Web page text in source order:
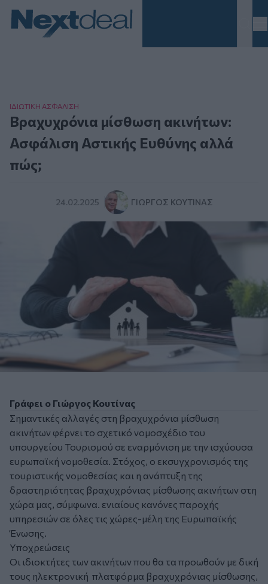
ΙΔΙΩΤΙΚΗ ΑΣΦAΛΙΣΗ
Βραχυχρόνια μίσθωση ακινήτων:
Ασφάλιση Αστικής Ευθύνης αλλά
πώς;
24.02.2025 ΓΙΏΡΓΟΣ ΚΟΥΤΊΝΑΣ
Γράφει ο Γιώργος Κουτίνας
Σημαντικές αλλαγές στη βραχυχρόνια μίσθωση
ακινήτων φέρνει το σχετικό νομοσχέδιο του
υπουργείου Τουρισμού σε εναρμόνιση με την ισχύουσα
ευρωπαϊκή νομοθεσία. Στόχος, ο εκσυγχρονισμός της
τουριστικής νομοθεσίας και η ανάπτυξη της
δραστηριότητας βραχυχρόνιας μίσθωσης ακινήτων στη
χώρα μας, σύμφωνα. ενιαίους κανόνες παροχής
υπηρεσιών σε όλες τις χώρες-μέλη της Ευρωπαϊκής
Ένωσης.
Υποχρεώσεις
Οι ιδιοκτήτες των ακινήτων που θα τα προωθούν με δική
τους ηλεκτρονική πλατφόρμα βραχυχρόνιας μίσθωσης,